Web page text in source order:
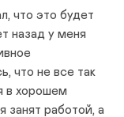
что это будет
назад у меня
что не все так
в хорошем
занят работой, а